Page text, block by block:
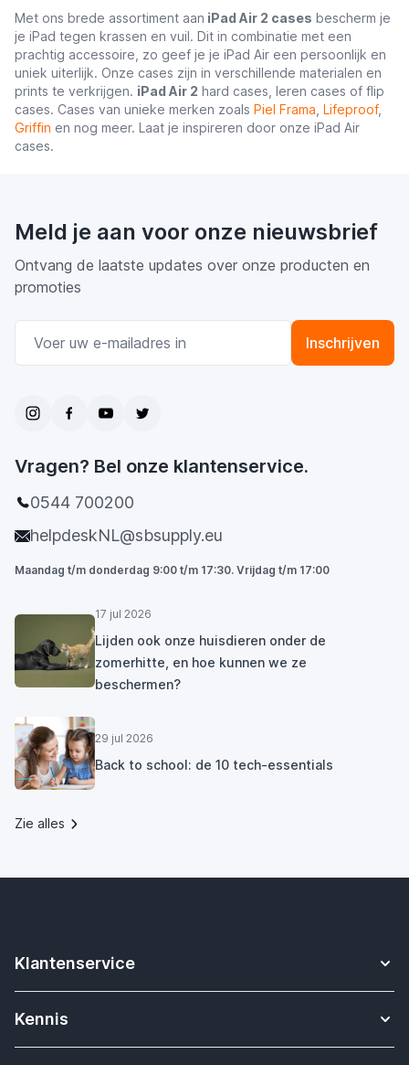
Met ons brede assortiment aan iPad Air 2 cases bescherm je
je iPad tegen krassen en vuil. Dit in combinatie met een
prachtig accessoire, zo geef je je iPad Air een persoonlijk en
uniek uiterlijk. Onze cases zijn in verschillende materialen en
prints te verkrijgen. iPad Air 2 hard cases, leren cases of flip
cases. Cases van unieke merken zoals Piel Frama, Lifeproof,
Griffin en nog meer. Laat je inspireren door onze iPad Air
cases.
Meld je aan voor onze nieuwsbrief
Ontvang de laatste updates over onze producten en
promoties
Inschrijven
Vragen? Bel onze klantenservice.
0544 700200
helpdeskNL@sbsupply.eu
Maandag t/m donderdag 9:00 t/m 17:30. Vrijdag t/m 17:00
17 jul 2026
Lijden ook onze huisdieren onder de
zomerhitte, en hoe kunnen we ze
beschermen?
29 jul 2026
Back to school: de 10 tech-essentials
Zie alles
Klantenservice
Contact
Kennis